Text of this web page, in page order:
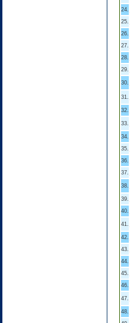
24.
25.
26.
27.
28.
29.
30.
31.
32.
33.
34.
35.
36.
37.
38.
39.
40.
41.
42.
43.
44.
45.
46.
47.
48.